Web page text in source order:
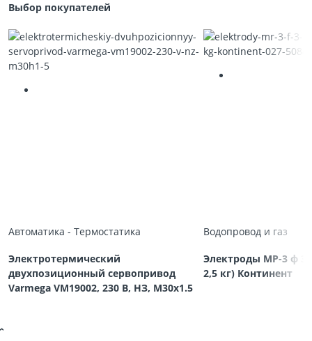
Выбор покупателей
Автоматика - Термостатика
Электротермический
двухпозиционный сервопривод
Varmega VM19002, 230 В, НЗ, M30х1.5
Водопровод и газ
Электроды МР-3 ф
2,5 кг) Континент